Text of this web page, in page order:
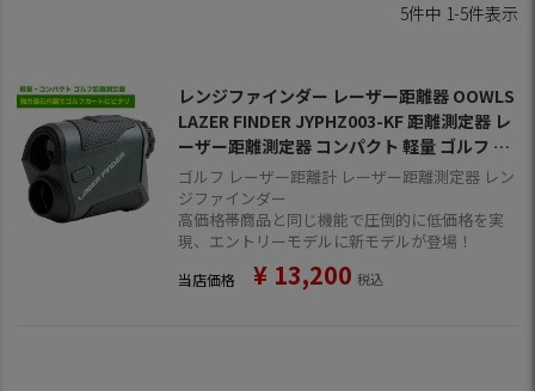
5件中 1-5件表示
レンジファインダー レーザー距離器 OOWLS
LAZER FINDER JYPHZ003-KF 距離測定器 レ
ーザー距離測定器 コンパクト 軽量 ゴルフ ジ
ーパーズオリジナルモデル
ゴルフ レーザー距離計 レーザー距離測定器 レン
ジファインダー
高価格帯商品と同じ機能で圧倒的に低価格を実
現、エントリーモデルに新モデルが登場！
当店価格 ¥ 13,200 税込